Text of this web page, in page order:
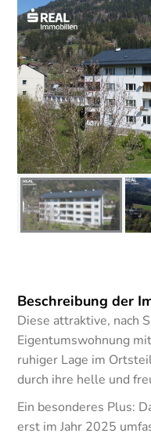
Beschreibung der
Diese attraktive, nach
Eigentumswohnung
ruhiger Lage im
durch ihre helle und
Ein besonderes Plus:
erst im Jahr 2025